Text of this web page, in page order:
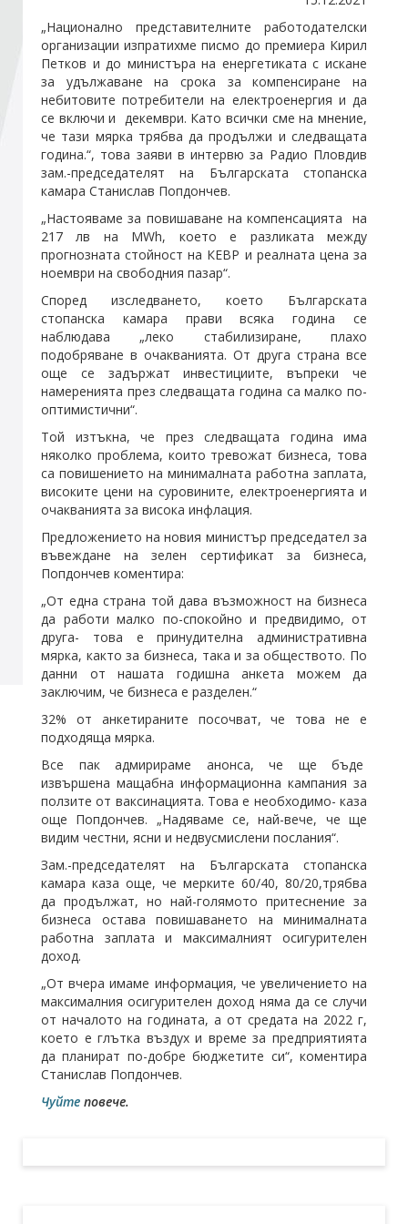
Стани член
Абонирайте се!
„Национално представителните работодателски
организации изпратихме писмо до премиера Кирил
Петков и до министъра на енергетиката с искане
за удължаване на срока за компенсиране на
небитовите потребители на електроенергия и да
се включи и декември. Като всички сме на мнение,
че тази мярка трябва да продължи и следващата
година.“, това заяви в интервю за Радио Пловдив
зам.-председателят на Българската стопанска
камара Станислав Попдончев.
„Настояваме за повишаване на компенсацията на
217 лв на MWh, което е разликата между
прогнозната стойност на КЕВР и реалната цена за
ноември на свободния пазар“.
Според изследването, което Българската
стопанска камара прави всяка година се
наблюдава „леко стабилизиране, плахо
подобряване в очакванията. От друга страна все
още се задържат инвестициите, въпреки че
намеренията през следващата година са малко по-
оптимистични“.
Той изтъкна, че през следващата година има
няколко проблема, които тревожат бизнеса, това
са повишението на минималната работна заплата,
високите цени на суровините, електроенергията и
очакванията за висока инфлация.
Предложението на новия министър председател за
въвеждане на зелен сертификат за бизнеса,
Попдончев коментира:
„От една страна той дава възможност на бизнеса
да работи малко по-спокойно и предвидимо, от
друга- това е принудителна административна
мярка, както за бизнеса, така и за обществото. По
данни от нашата годишна анкета можем да
заключим, че бизнеса е разделен.“
32% от анкетираните посочват, че това не е
подходяща мярка.
Все пак адмирираме анонса, че ще бъде
извършена мащабна информационна кампания за
ползите от ваксинацията. Това е необходимо- каза
още Попдончев. „Надяваме се, най-вече, че ще
видим честни, ясни и недвусмислени послания“.
Зам.-председателят на Българската стопанска
камара каза още, че мерките 60/40, 80/20,трябва
да продължат, но най-голямото притеснение за
бизнеса остава повишаването на минималната
работна заплата и максималният осигурителен
доход.
„От вчера имаме информация, че увеличението на
максималния осигурителен доход няма да се случи
от началото на годината, а от средата на 2022 г,
което е глътка въздух и време за предприятията
да планират по-добре бюджетите си“, коментира
Станислав Попдончев.
Чуйте повече.